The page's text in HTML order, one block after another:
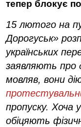
тепер блокує
15 лютого на
Дорогуськ»
українських
заявляють про
мовляв, вони
пропуску. Хоча
обіцяють